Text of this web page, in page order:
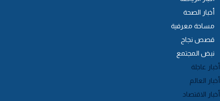
أخبار الصحة
مساحة معرفية
قصص نجاح
نبض المجتمع
أخبار عاجلة
أخبار العالم
أخبار الاقتصاد